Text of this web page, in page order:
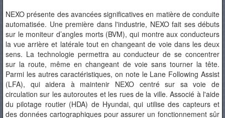
NEXO présente des avancées significatives en matière de conduite
automatisée. Une première dans l'industrie, NEXO fait ses débuts
sur le moniteur d’angles morts (BVM), qui montre aux conducteurs
la vue arrière et latérale tout en changeant de voie dans les deux
sens. La technologie permettra au conducteur de se concentrer
sur la route, même en changeant de voie sans tourner la tête.
Parmi les autres caractéristiques, on note le Lane Following Assist
(LFA), qui aidera à maintenir NEXO centré sur sa voie de
circulation sur les autoroutes et les rues de la ville. Associé à l'aide
du pilotage routier (HDA) de Hyundai, qui utilise des capteurs et
des données cartographiques pour assurer un fonctionnement sûr